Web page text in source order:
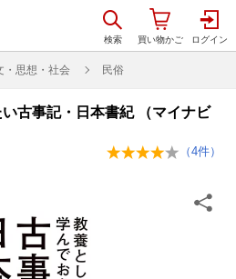
・思想・社会 民俗
古事記・日本書紀 （マイナビ
（4件）